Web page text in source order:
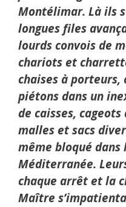
Montélimar. Là ils
longues files
lourds convois de
chariots et
chaises à
piétons dans un
de caisses,
malles et sacs
même bloqué
Méditerranée.
chaque arrêt et la
Maître